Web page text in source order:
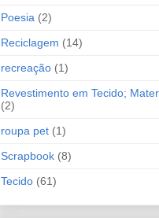
Poesia (2)
Reciclagem (14)
recreação (1)
Revestimento em Tecido;
(2)
roupa pet (1)
Scrapbook (8)
Tecido (61)